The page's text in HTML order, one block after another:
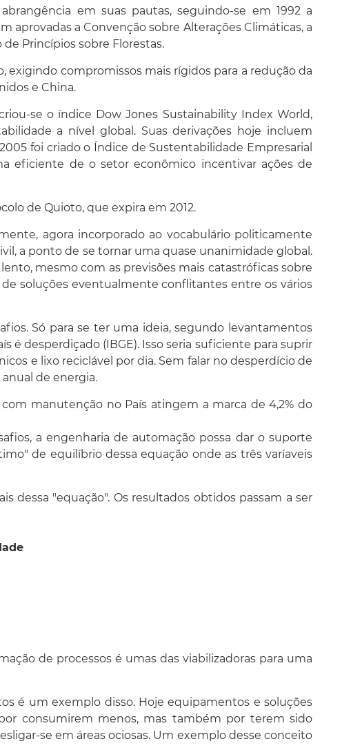
em suas pautas, seguindo-se em 1992 a
aprovadas a Convenção sobre Alterações Climáticas, a
Princípios sobre Florestas.
exigindo compromissos mais rígidos para a redução da
e China.
se o índice Dow Jones Sustainability Index World,
a nível global. Suas derivações hoje incluem
foi criado o Índice de Sustentabilidade Empresarial
eficiente de o setor econômico incentivar ações de
de Quioto, que expira em 2012.
agora incorporado ao vocabulário politicamente
a ponto de se tornar uma quase unanimidade global.
mesmo com as previsões mais catastróficas sobre
soluções eventualmente conflitantes entre os vários
Só para se ter uma ideia, segundo levantamentos
é desperdiçado (IBGE). Isso seria suficiente para suprir
e lixo reciclável por dia. Sem falar no desperdício de
de energia.
manutenção no País atingem a marca de 4,2% do
a engenharia de automação possa dar o suporte
de equilíbrio dessa equação onde as três varíaveis
dessa "equação". Os resultados obtidos passam a ser
de processos é umas das viabilizadoras para uma
é um exemplo disso. Hoje equipamentos e soluções
consumirem menos, mas também por terem sido
se em áreas ociosas. Um exemplo desse conceito